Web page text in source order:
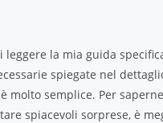
la mia guida
spiegate nel
semplice. Per
spiacevoli sorprese, è